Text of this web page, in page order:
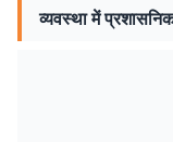
व्यवस्था में